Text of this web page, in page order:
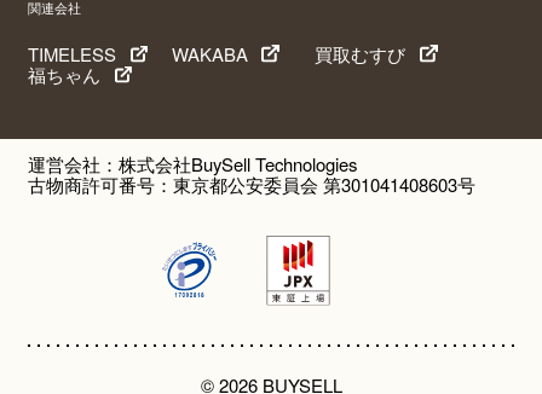
関連会社
TIMELESS WAKABA
買取むすび
福ちゃん
運営会社：株式会社BuySell Technologies
古物商許可番号：東京都公安委員会 第301041408603号
© 2026 BUYSELL